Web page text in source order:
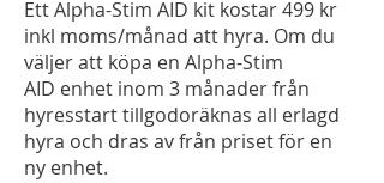
Ett Alpha-Stim AID kit kostar 499 kr
inkl moms/månad att hyra. Om du
väljer att köpa en Alpha-Stim
AID enhet inom 3 månader från
hyresstart tillgodoräknas all erlagd
hyra och dras av från priset för en
ny enhet.